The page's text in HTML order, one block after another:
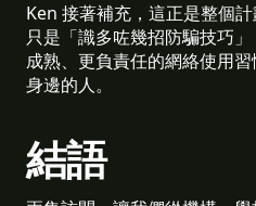
Ken 接著補充，這正是整個
只是「識多咗幾招防騙技巧
成熟、更負責任的網絡使用
身邊的人。
結語